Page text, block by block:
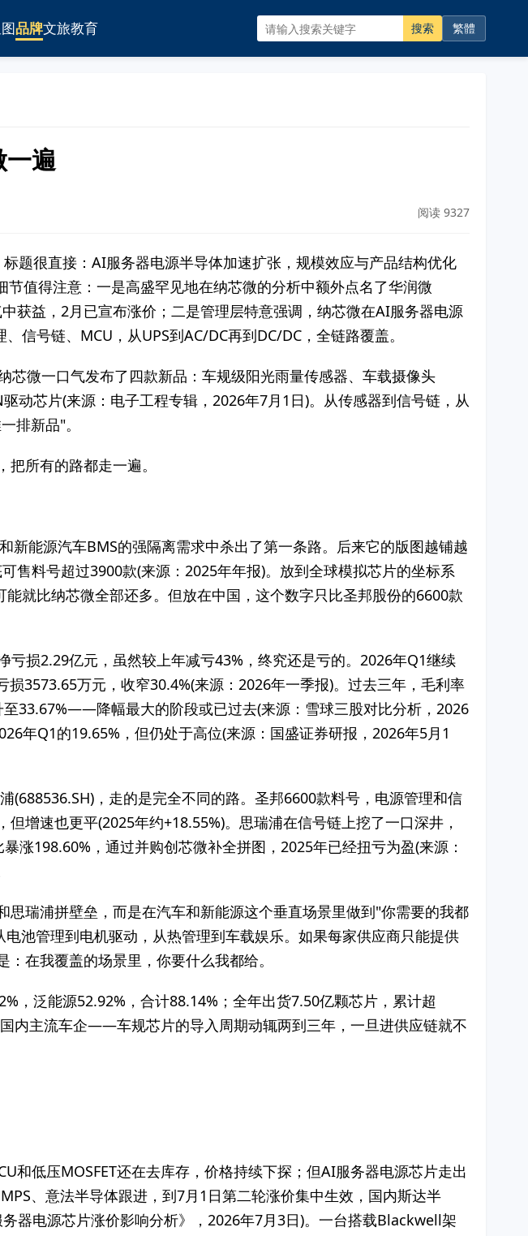
品牌文旅教育 搜索 繁體
一遍
阅读 9327
题很直接：AI服务器电源半导体加速扩张，规模效应与产品结构优化
值得注意：一是高盛罕见地在纳芯微的分析中额外点名了华润微
益，2月已宣布涨价；二是管理层特意强调，纳芯微在AI服务器电源
号链、MCU，从UPS到AC/DC再到DC/DC，全链路覆盖。
微一口气发布了四款新品：车规级阳光雨量传感器、车载摄像头
动芯片(来源：电子工程专辑，2026年7月1日)。从传感器到信号链，从
排新品"。
所有的路都走一遍。
能源汽车BMS的强隔离需求中杀出了第一条路。后来它的版图越铺越
售料号超过3900款(来源：2025年年报)。放到全球模拟芯片的坐标系
就比纳芯微全部还多。但放在中国，这个数字只比圣邦股份的6600款
损2.29亿元，虽然较上年减亏43%，终究还是亏的。2026年Q1继续
3573.65万元，收窄30.4%(来源：2026年一季报)。过去三年，毛利率
33.67%——降幅最大的阶段或已过去(来源：雪球三股对比分析，2026
年Q1的19.65%，但仍处于高位(来源：国盛证券研报，2026年5月1
(688536.SH)，走的是完全不同的路。圣邦6600款料号，电源管理和信
增速也更平(2025年约+18.55%)。思瑞浦在信号链上挖了一口深井，
涨198.60%，通过并购创芯微补全拼图，2025年已经扭亏为盈(来源：
瑞浦拼壁垒，而是在汽车和新能源这个垂直场景里做到"你需要的我都
池管理到电机驱动，从热管理到车载娱乐。如果每家供应商只能提供
在我覆盖的场景里，你要什么我都给。
，泛能源52.92%，合计88.14%；全年出货7.50亿颗芯片，累计超
内主流车企——车规芯片的导入周期动辄两到三年，一旦进供应链就不
和低压MOSFET还在去库存，价格持续下探；但AI服务器电源芯片走出
、意法半导体跟进，到7月1日第二轮涨价集中生效，国内斯达半
器电源芯片涨价影响分析》，2026年7月3日)。一台搭载Blackwell架